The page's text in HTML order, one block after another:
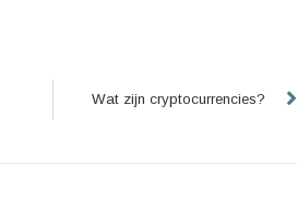
Wat zijn cryptocurrencies?